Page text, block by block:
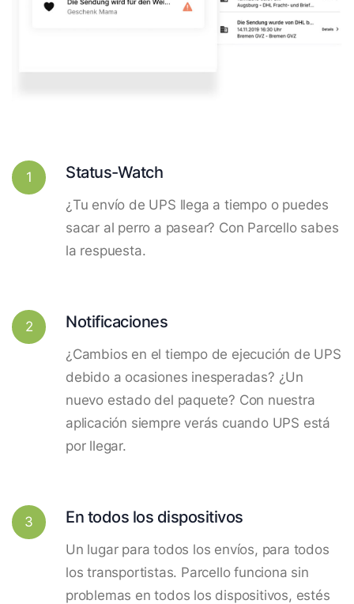
1 Status-Watch
¿Tu envío de UPS llega a tiempo o puedes
sacar al perro a pasear? Con Parcello sabes
la respuesta.
2 Notificaciones
¿Cambios en el tiempo de ejecución de UPS
debido a ocasiones inesperadas? ¿Un
nuevo estado del paquete? Con nuestra
aplicación siempre verás cuando UPS está
por llegar.
3 En todos los dispositivos
Un lugar para todos los envíos, para todos
los transportistas. Parcello funciona sin
problemas en todos los dispositivos, estés